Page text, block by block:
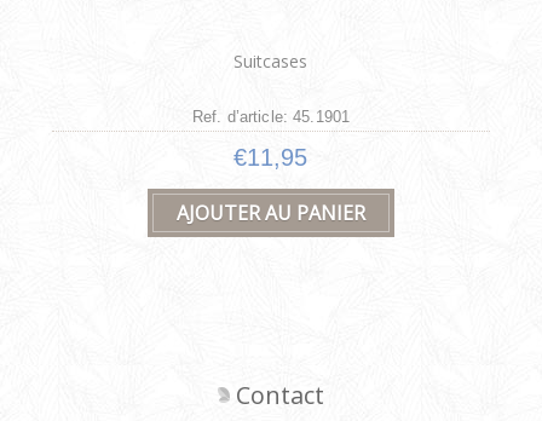
Suitcases
Ref. d’article: 45.1901
€11,95
Contact